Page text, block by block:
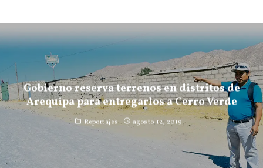
Gobierno reserva terrenos en distritos de
Arequipa para entregarlos a Cerro Verde
Reportajes agosto 12, 2019